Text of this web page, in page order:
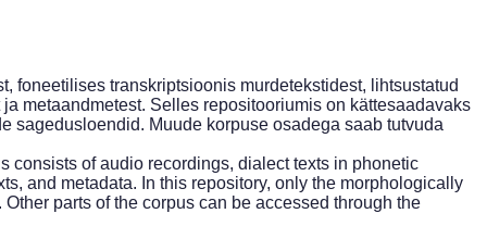
foneetilises transkriptsioonis murdetekstidest, lihtsustatud
metaandmetest. Selles repositooriumis on kättesaadavaks
sagedusloendid. Muude korpuse osadega saab tutvuda
consists of audio recordings, dialect texts in phonetic
and metadata. In this repository, only the morphologically
parts of the corpus can be accessed through the